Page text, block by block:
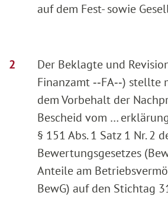
auf dem Fest- sowie
Der Beklagte und
Finanzamt ‑‑FA‑‑)
dem Vorbehalt der
Bescheid vom …
§ 151 Abs. 1 Satz 1 Nr. 2
Bewertungsgesetzes
Anteile am
BewG) auf den Stichtag